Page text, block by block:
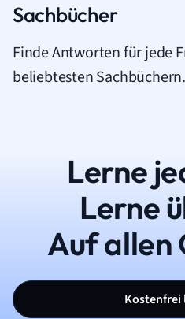
Sachbücher
Finde Antworten für jede
beliebtesten Sachbüchern.
Lerne
Lerne
Auf allen
Kostenfrei